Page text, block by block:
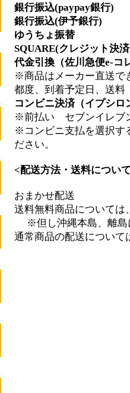
銀行振込(paypay銀行)
銀行振込(伊予銀行)
ゆうちょ振替
SQUARE(クレジット決
代金引換（佐川急便e-コ
※商品はメーカー直送で
都度、到着予定日、送料
コンビニ決済（イプシロ
※前払い セブンイレブ
※コンビニ支払を選択す
ださい。
<配送方法・送料につい
おまかせ配送
送料無料商品については
※但し沖縄本島、離島
通常商品の配送について